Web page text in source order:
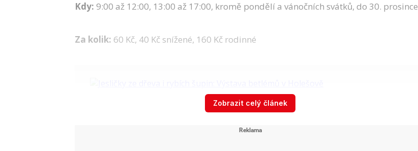
Kdy: 9:00 až 12:00, 13:00 až 17:00, kromě pondělí a vánočních svátků, do 30. prosince
Za kolik: 60 Kč, 40 Kč snížené, 160 Kč rodinné
Zobrazit celý článek